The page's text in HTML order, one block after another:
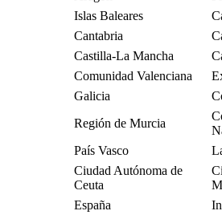
Islas Baleares
Cantabria
Castilla-La Mancha
Comunidad Valenciana
Galicia
Región de Murcia
País Vasco
Ciudad Autónoma de
Ceuta
España